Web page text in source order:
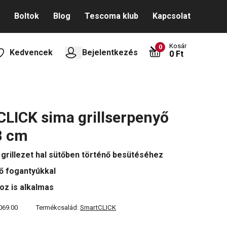
Boltok Blog Tescoma klub Kapcsolat
Kedvencek Bejelentkezés
0 Kosár
0 Ft
sima grillserpenyő
cm
grillezet hal sütőben történő besütéséhez
fogantyúkkal
is alkalmas
Termékcsalád: SmartCLICK